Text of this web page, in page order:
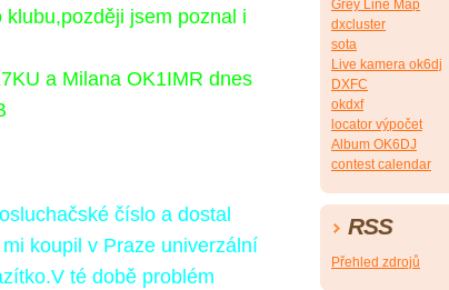
jsem poznal i
a Milana OK1IMR dnes
číslo a dostal
koupil v Praze univerzální
té době problém
Grey Line Map
dxcluster
sota
Live kamera ok6dj
DXFC
okdxf
locator výpočet
Album OK6DJ
contest calendar
RSS
Přehled zdrojů